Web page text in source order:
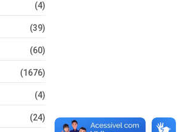
(4)
(39)
(60)
(1676)
(4)
(24)